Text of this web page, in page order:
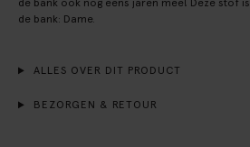
de bank ook nog eens jaren mee! Deze stof
de bank: Dame.
ALLES OVER DIT PRODUCT
BEZORGEN & RETOUR